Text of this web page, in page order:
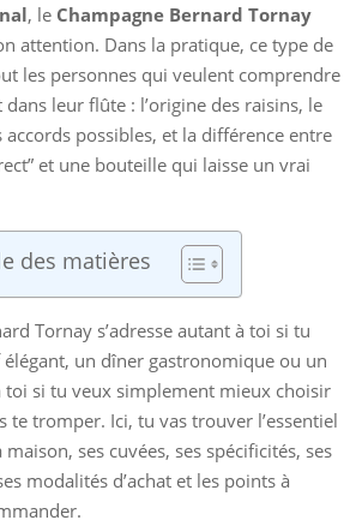
, le Champagne Bernard Tornay
attention. Dans la pratique, ce type de
les personnes qui veulent comprendre
dans leur flûte : l’origine des raisins, le
accords possibles, et la différence entre
et une bouteille qui laisse un vrai
des matières
Tornay s’adresse autant à toi si tu
un dîner gastronomique ou un
toi si tu veux simplement mieux choisir
te tromper. Ici, tu vas trouver l’essentiel
ses cuvées, ses spécificités, ses
modalités d’achat et les points à